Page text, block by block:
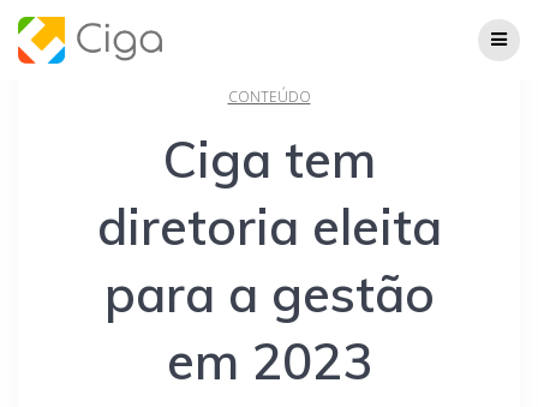
CONTEÚDO
Ciga tem
diretoria eleita
para a gestão
em 2023